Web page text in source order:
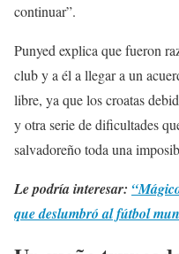
continuar”.
Punyed explica que fueron
club y a él a llegar a un
libre, ya que los croatas
y otra serie de dificultades
salvadoreño toda una
Le podría interesar:
que deslumbró al fútbol